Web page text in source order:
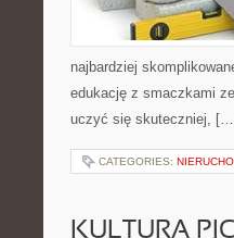
najbardziej
edukację z smaczkami
uczyć się skuteczniej,
CATEGORIES:
KULTURA